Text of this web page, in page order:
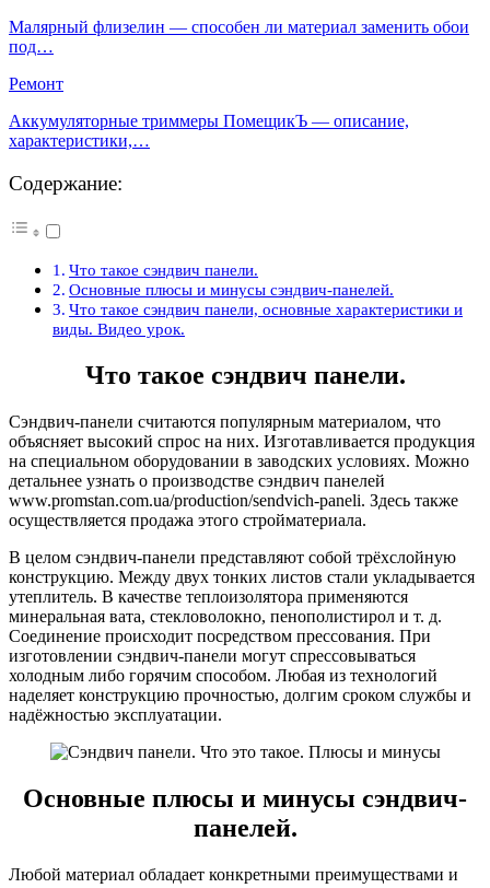
Малярный флизелин — способен ли материал заменить обои
под…
Ремонт
Аккумуляторные триммеры ПомещикЪ — описание,
характеристики,…
Содержание:
Что такое сэндвич панели.
Основные плюсы и минусы сэндвич-панелей.
Что такое сэндвич панели, основные характеристики и
виды. Видео урок.
Что такое сэндвич панели.
Сэндвич-панели считаются популярным материалом, что
объясняет высокий спрос на них. Изготавливается продукция
на специальном оборудовании в заводских условиях. Можно
детальнее узнать о производстве сэндвич панелей
www.promstan.com.ua/production/sendvich-paneli. Здесь также
осуществляется продажа этого стройматериала.
В целом сэндвич-панели представляют собой трёхслойную
конструкцию. Между двух тонких листов стали укладывается
утеплитель. В качестве теплоизолятора применяются
минеральная вата, стекловолокно, пенополистирол и т. д.
Соединение происходит посредством прессования. При
изготовлении сэндвич-панели могут спрессовываться
холодным либо горячим способом. Любая из технологий
наделяет конструкцию прочностью, долгим сроком службы и
надёжностью эксплуатации.
Основные плюсы и минусы сэндвич-
панелей.
Любой материал обладает конкретными преимуществами и